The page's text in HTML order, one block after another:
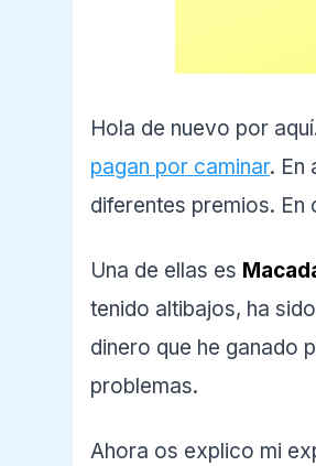
Hola de nuevo por
pagan por caminar. En
diferentes premios.
Una de ellas es
tenido altibajos, ha
dinero que he ganado
problemas.
Ahora os explico mi